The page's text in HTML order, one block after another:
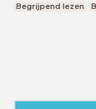
Begrijpend lezen